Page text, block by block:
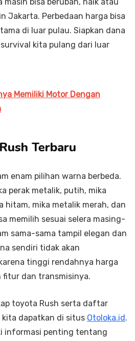
Jakarta. Perbedaan harga bisa
di luar pulau. Siapkan dana
kita pulang dari luar
Memiliki Motor Dengan
Terbaru
enam pilihan warna berbeda.
perak metalik, putih, mika
hitam, mika metalik merah, dan
memilih sesuai selera masing-
sama-sama tampil elegan dan
sendiri tidak akan
tinggi rendahnya harga
dan transmisinya.
toyota Rush serta daftar
kita dapatkan di situs Otoloka.id .
informasi penting tentang